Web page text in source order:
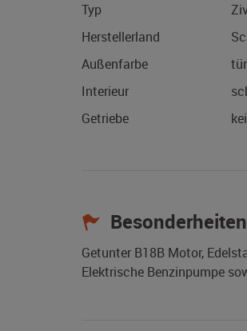
Typ
Herstellerland
Außenfarbe
Interieur
Getriebe
Besonderheiten
Getunter B18B Motor,
Elektrische Benzinpumpe